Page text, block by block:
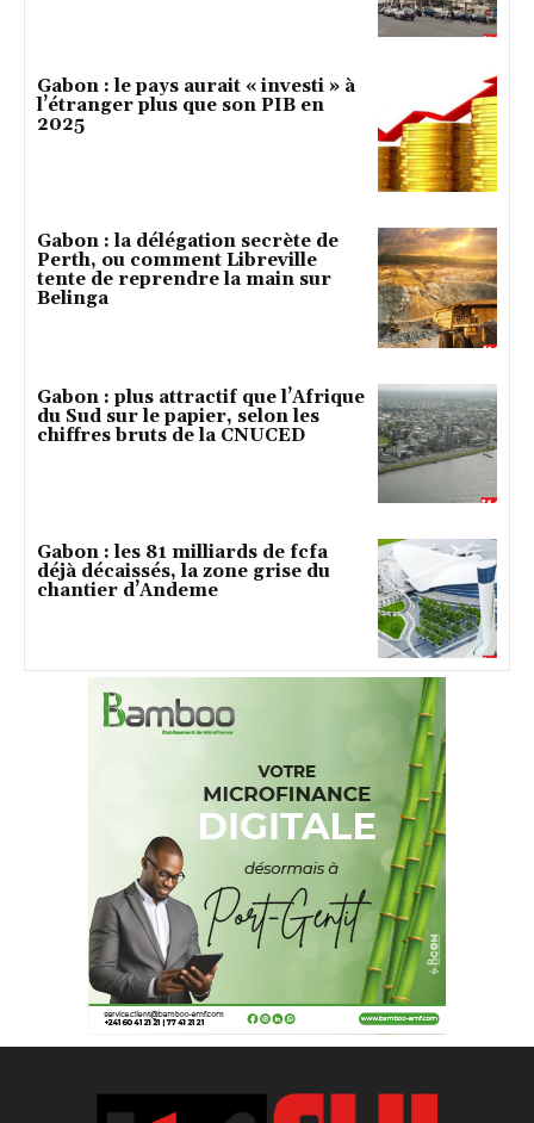
Gabon : le pays aurait « investi » à
l’étranger plus que son PIB en
2025
Gabon : la délégation secrète de
Perth, ou comment Libreville
tente de reprendre la main sur
Belinga
Gabon : plus attractif que l’Afrique
du Sud sur le papier, selon les
chiffres bruts de la CNUCED
Gabon : les 81 milliards de fcfa
déjà décaissés, la zone grise du
chantier d’Andeme